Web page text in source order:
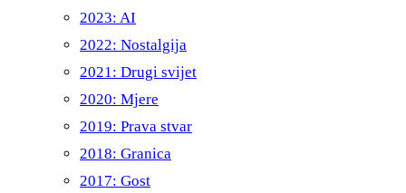
2023: AI
2022: Nostalgija
2021: Drugi svijet
2020: Mjere
2019: Prava stvar
2018: Granica
2017: Gost